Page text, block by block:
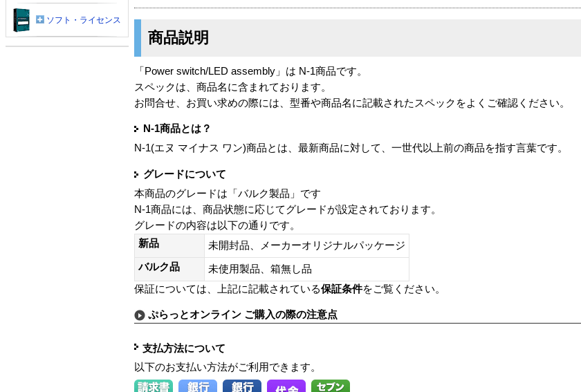
商品説明
「Power switch/LED assembly」は N-1商品です。
スペックは、商品名に含まれております。
お問合せ、お買い求めの際には、型番や商品名に記載されたスペックをよくご確認ください。
N-1商品とは？
N-1(エヌ マイナス ワン)商品とは、最新商品に対して、一世代以上前の商品を指す言葉です。
グレードについて
本商品のグレードは「バルク製品」です
N-1商品には、商品状態に応じてグレードが設定されております。
グレードの内容は以下の通りです。
新品
未開封品、メーカーオリジナルパッケージ
バルク品
未使用製品、箱無し品
保証については、上記に記載されている保証条件をご覧ください。
ぷらっとオンライン ご購入の際の注意点
支払方法について
以下のお支払い方法がご利用できます。
ソフト・ライセンス